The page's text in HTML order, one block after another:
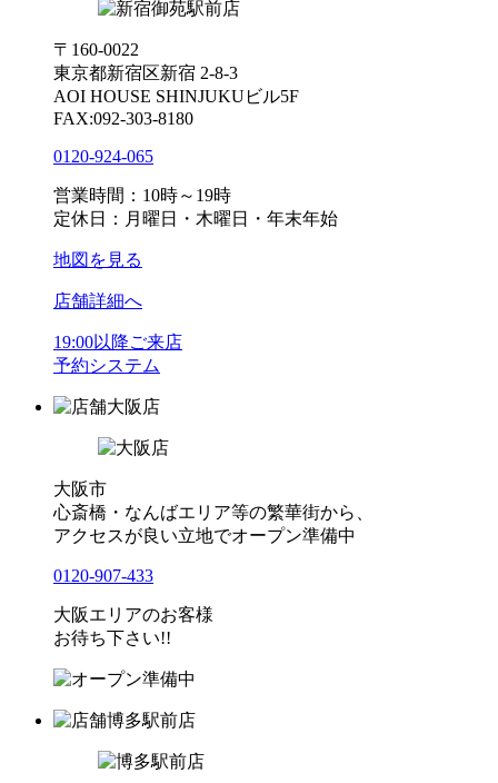
〒160-0022
東京都新宿区新宿 2-8-3
AOI HOUSE SHINJUKUビル5F
FAX:092-303-8180
0120-924-065
営業時間：10時～19時
定休日：月曜日・木曜日・年末年始
地図を見る
店舗詳細へ
19:00以降ご来店
予約システム
大阪店
大阪市
心斎橋・なんばエリア等の繁華街から、
アクセスが良い立地でオープン準備中
0120-907-433
大阪エリアのお客様
お待ち下さい!!
博多駅前店